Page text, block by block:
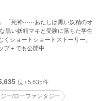
「死神······あたしは黒い妖精のオ
くショートショートストーリー。
プ＋でも公開中
位 / 5,635件
ー/ローファンタジー